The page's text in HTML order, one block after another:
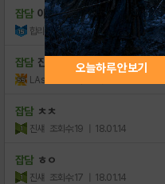
잡담 아랫분 제목 인정
합리적ㅤ의심 조회수:31 | 20.05.07
잡담 진짜 이런제목은
LAsahi
잡담 ㅊㅊ
진섀 조회수:19 | 18.01.14
잡담 ㅎㅇ
진섀 조회수:17 | 18.01.14
오늘하루 안보기